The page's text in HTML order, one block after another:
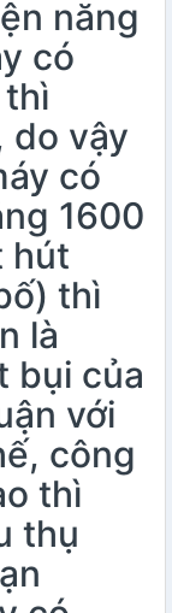
năng
có
do vậy
có
1600
hút
thì
là
bụi của
với
công
thì
thụ